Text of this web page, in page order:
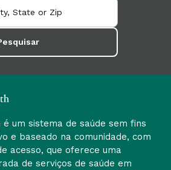
um sistema de saúde sem fins
e baseado na comunidade, com
acesso, que oferece uma
de serviços de saúde em